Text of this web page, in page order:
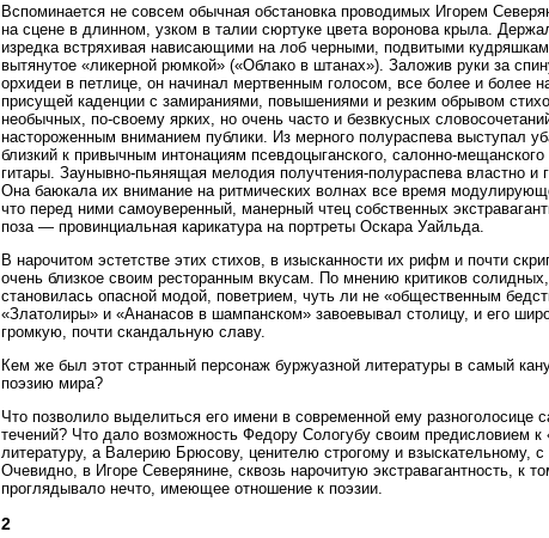
Вспоминается не совсем обычная обстановка проводимых Игорем
на сцене в длинном, узком в талии сюртуке цвета воронова крыла.
изредка встряхивая нависающими на лоб черными, подвитыми
вытянутое «ликерной рюмкой» («Облако в штанах»). Заложив руки за
орхидеи в петлице, он начинал мертвенным голосом, все более и более
присущей каденции с замираниями, повышениями и резким обрывом
необычных, по-своему ярких, но очень часто и безвкусных
настороженным вниманием публики. Из мерного полураспева выступал
близкий к привычным интонациям псевдоцыганского, салонно-
гитары. Заунывно-пьянящая мелодия получтения-полураспева властно и
Она баюкала их внимание на ритмических волнах все время
что перед ними самоуверенный, манерный чтец собственных
поза — провинциальная карикатура на портреты Оскара Уайльда.
В нарочитом эстетстве этих стихов, в изысканности их рифм и почти
очень близкое своим ресторанным вкусам. По мнению критиков
становилась опасной модой, поветрием, чуть ли не «общественным
«Златолиры» и «Ананасов в шампанском» завоевывал столицу, и его
громкую, почти скандальную славу.
Кем же был этот странный персонаж буржуазной литературы в самый
поэзию мира?
Что позволило выделиться его имени в современной ему разноголосице
течений? Что дало возможность Федору Сологубу своим предисловием к
литературу, а Валерию Брюсову, ценителю строгому и взыскательному, с
Очевидно, в Игоре Северянине, сквозь нарочитую экстравагантность, к
проглядывало нечто, имеющее отношение к поэзии.
2